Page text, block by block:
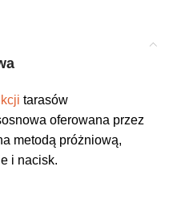
tarasów
oferowana przez
metodą próżniową,
i nacisk.